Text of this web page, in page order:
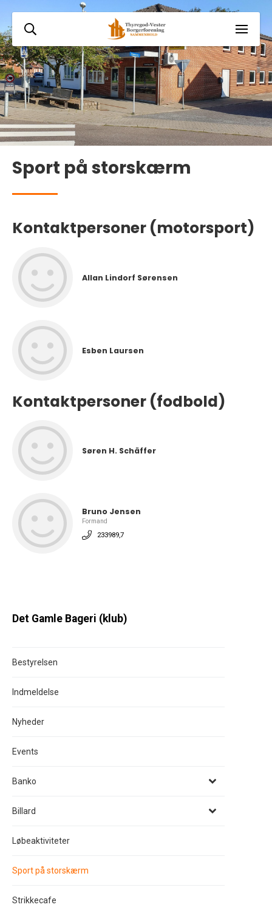
Sport på storskærm
Kontaktpersoner (motorsport)
Allan Lindorf Sørensen
Esben Laursen
Kontaktpersoner (fodbold)
Søren H. Schäffer
Bruno Jensen
Formand
233989,7
Det Gamle Bageri (klub)
Bestyrelsen
Indmeldelse
Nyheder
Events
Banko
Billard
Løbeaktiviteter
Sport på storskærm
Strikkecafe